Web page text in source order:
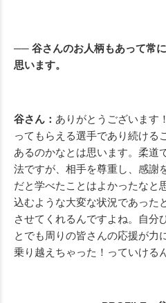
── 谷さんのお人柄もあって常
思います。
谷さん： ありがとうございます
ってもらえる選手であり続ける
あるのかなとは思います。柔道
法ですが、相手を尊重し、感謝
だと学べたことはよかったなと
込むような大変な状況であった
させてくれるんですよね。自分
とでも周りの皆さんの応援が力
乗り越えちゃった！っていける